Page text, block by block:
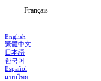
Français
English
繁體中文
日本語
한국어
Español
แบบไทย